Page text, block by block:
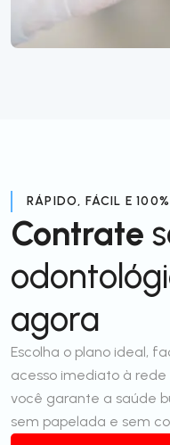
RÁPIDO, FÁCIL E
Contrate
agora
Escolha o plano ideal,
acesso imediato à
você garante a saúde
sem papelada e sem